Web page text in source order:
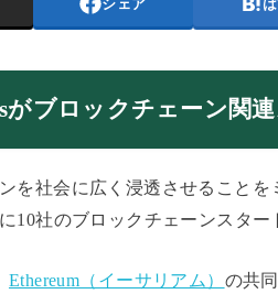
シェア
がブロックチェーン関
を社会に広く浸透させることを
10社のブロックチェーンスター
Ethereum（イーサリアム） の共